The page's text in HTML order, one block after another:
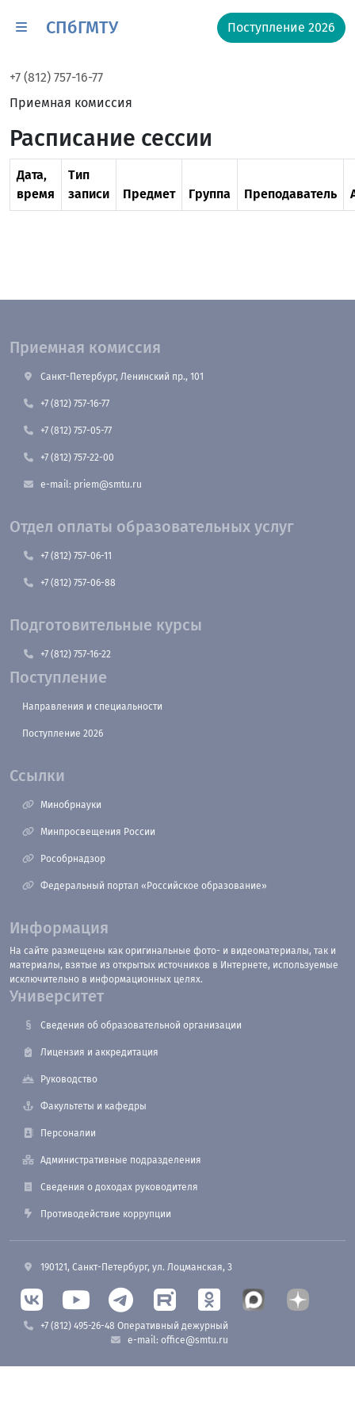
СПбГМТУ Поступление 2026
+7 (812) 757-16-77
Приемная комиссия
Расписание сессии
Дата,
время
Тип
записи
Предмет Группа Преподаватель
Приемная комиссия
Санкт-Петербург, Ленинский пр., 101
+7 (812) 757-16-77
+7 (812) 757-05-77
+7 (812) 757-22-00
e-mail: priem@smtu.ru
Отдел оплаты образовательных услуг
+7 (812) 757-06-11
+7 (812) 757-06-88
Подготовительные курсы
+7 (812) 757-16-22
Поступление
Направления и специальности
Поступление 2026
Ссылки
Минобрнауки
Минпросвещения России
Рособрнадзор
Федеральный портал «Российское образование»
Информация
На сайте размещены как оригинальные фото- и видеоматериалы, так и
материалы, взятые из открытых источников в Интернете, используемые
исключительно в информационных целях.
Университет
Сведения об образовательной организации
Лицензия и аккредитация
Руководство
Факультеты и кафедры
Персоналии
Административные подразделения
Сведения о доходах руководителя
Противодействие коррупции
190121, Санкт-Петербург, ул. Лоцманская, 3
+7 (812) 495-26-48 Оперативный дежурный
e-mail: office@smtu.ru